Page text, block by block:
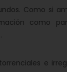
Como si
como
e